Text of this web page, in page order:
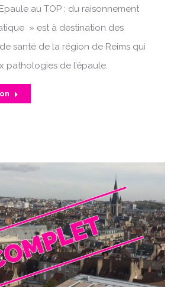
au TOP : du raisonnement
» est à destination des
santé de la région de Reims qui
pathologies de l’épaule.